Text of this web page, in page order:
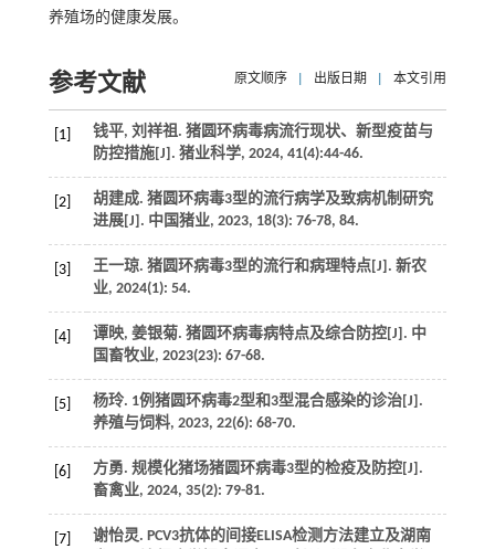
养殖场的健康发展。
参考文献 原文顺序 出版日期 本文引用
[1]
钱平, 刘祥祖. 猪圆环病毒病流行现状、新型疫苗与
防控措施[J]. 猪业科学, 2024, 41(4):44-46.
[2]
胡建成. 猪圆环病毒3型的流行病学及致病机制研究
进展[J]. 中国猪业, 2023, 18(3): 76-78, 84.
[3] 王一琼. 猪圆环病毒3型的流行和病理特点[J]. 新农
业, 2024(1): 54.
[4] 谭映, 姜银菊. 猪圆环病毒病特点及综合防控[J]. 中
国畜牧业, 2023(23): 67-68.
[5]
杨玲. 1例猪圆环病毒2型和3型混合感染的诊治[J].
养殖与饲料, 2023, 22(6): 68-70.
[6]
方勇. 规模化猪场猪圆环病毒3型的检疫及防控[J].
畜禽业, 2024, 35(2): 79-81.
[7]
谢怡灵. PCV3抗体的间接ELISA检测方法建立及湖南